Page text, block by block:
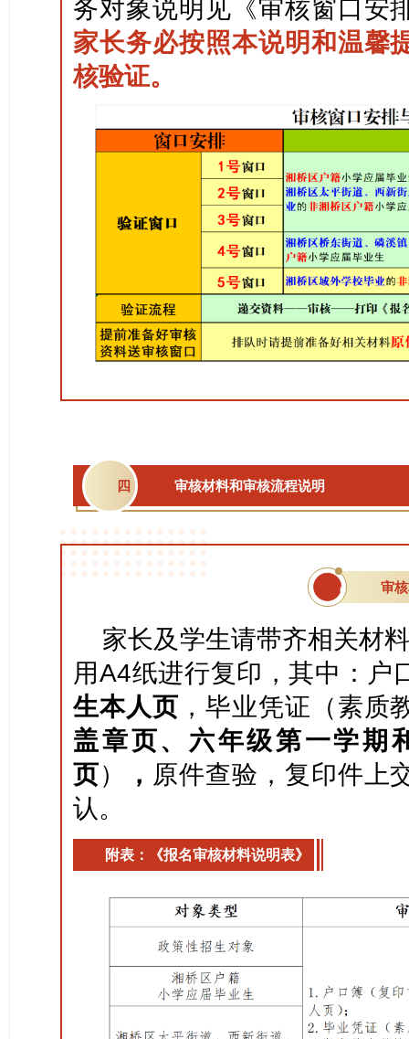
务对象说明见《审核窗口安
家长务必按照本说明和温馨
核验证。
四 审核材料和审核流程说明
01 审
家长及学生请带齐相关材
用A4纸进行复印，其中：户
生本人页 ，毕业凭证（素质
盖章页、六年级第一学期
页） ， 原件查验，复印件上
认。
附表：《报名审核材料说明表》